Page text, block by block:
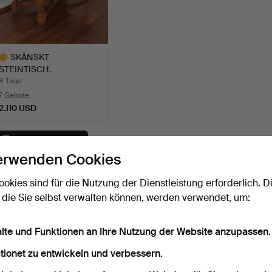
SKÅNSKT
AUS
Tage
Gebote
USD
Suche speichern
können auch inBeendete Auktionen aus unserem Archiv
Cookies
sind für die Nutzung der Dienstleistung erforderlich.
Sie selbst verwalten können, werden verwendet, um:
und Funktionen an Ihre Nutzung der Website anzupassen.
zu entwickeln und verbessern.